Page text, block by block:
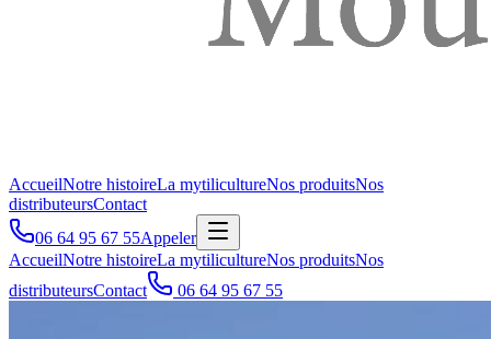
AccueilNotre histoireLa mytilicultureNos produitsNos
distributeursContact
06 64 95 67 55Appeler
AccueilNotre histoireLa mytilicultureNos produitsNos
distributeursContact 06 64 95 67 55